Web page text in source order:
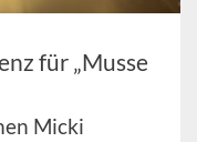
für „Musse
Micki